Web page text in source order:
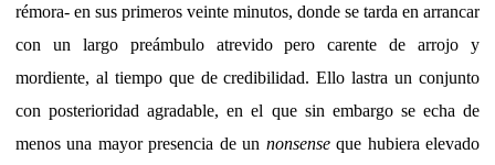
rémora- en sus primeros veinte minutos, donde se tarda en arrancar
con un largo preámbulo atrevido pero carente de arrojo y
mordiente, al tiempo que de credibilidad. Ello lastra un conjunto
con posterioridad agradable, en el que sin embargo se echa de
menos una mayor presencia de un nonsenseque hubiera elevado